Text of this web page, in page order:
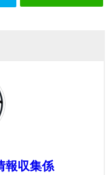
報収集係